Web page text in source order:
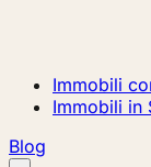
Immobili
Immobili in
Blog